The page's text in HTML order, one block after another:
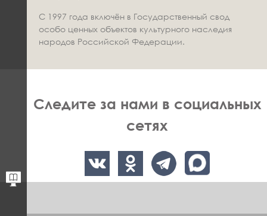
С 1997 года включён в Государственный свод
особо ценных объектов культурного наследия
народов Российской Федерации.
Следите за нами в социальных
сетях